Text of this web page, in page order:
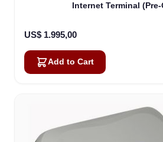
Internet Terminal
US$ 1.995,00
Add to Cart